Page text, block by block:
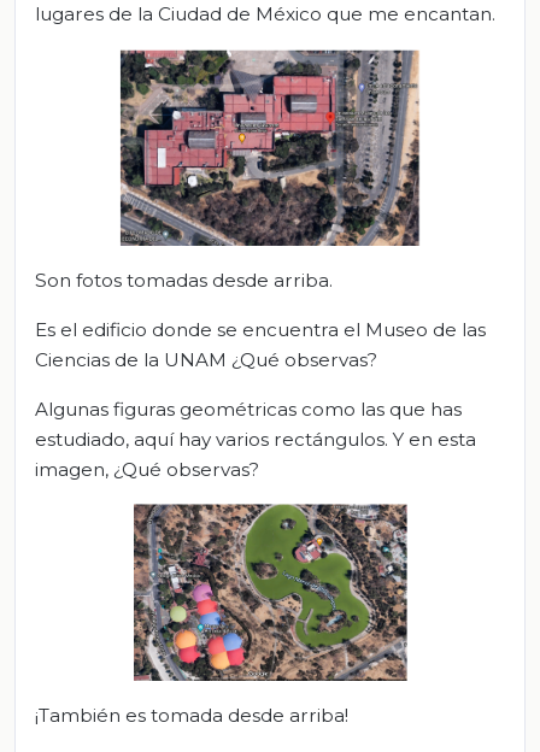
lugares de la Ciudad de México que me encantan.
Son fotos tomadas desde arriba.
Es el edificio donde se encuentra el Museo de las
Ciencias de la UNAM ¿Qué observas?
Algunas figuras geométricas como las que has
estudiado, aquí hay varios rectángulos. Y en esta
imagen, ¿Qué observas?
¡También es tomada desde arriba!